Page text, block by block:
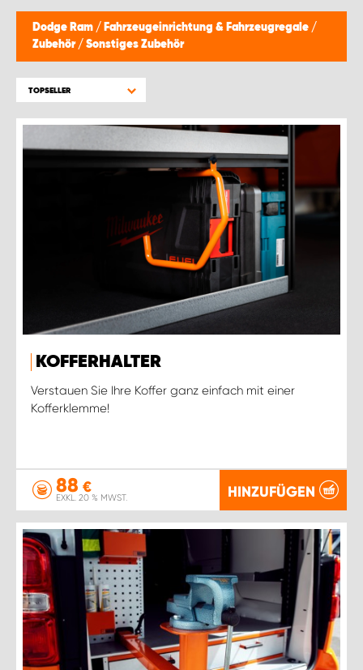
Dodge Ram / Fahrzeugeinrichtung & Fahrzeugregale /
Zubehör / Sonstiges Zubehör
TOPSELLER
KOFFERHALTER
Verstauen Sie Ihre Koffer ganz einfach mit einer
Kofferklemme!
88 €
EXKL. 20 % MWST. HINZUFÜGEN
SCHAURAUM ÖSTERREICH